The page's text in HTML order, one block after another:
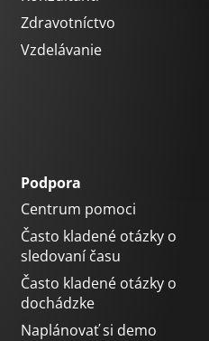
Zdravotníctvo
Vzdelávanie
Podpora
Centrum pomoci
Často kladené otázky o
sledovaní času
Často kladené otázky o
dochádzke
Naplánovať si demo